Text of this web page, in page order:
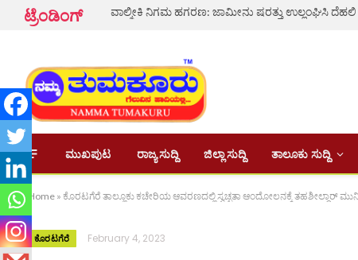
ಟ್ರೆಂಡಿಂಗ್
ಮುಖಪುಟ ರಾಜ್ಯ ಸುದ್ದಿ ಜಿಲ್ಲಾ ಸುದ್ದಿ ತಾಲೂಕು ಸುದ್ದಿ
Home » ಕೊರಟಗೆರೆ ತಾಲ್ಲೂಕು ಕಚೇರಿಯ ಆವರಣದಲ್ಲಿ ಸ್ವಚ್ಛತಾ ಆಂದೋಲನಕ್ಕೆ ತಹಶೀಲ್ದಾರ್
ಕೊರಟಗೆರೆ February 4, 2023